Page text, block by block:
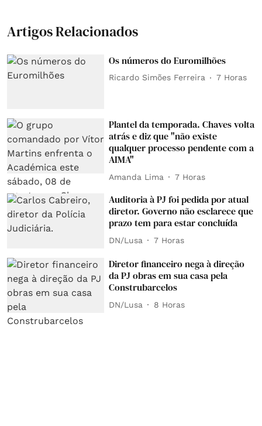
Artigos Relacionados
Os números do Euromilhões
Ricardo Simões Ferreira 7 Horas
Plantel da temporada. Chaves volta
atrás e diz que "não existe
qualquer processo pendente com a
AIMA"
Amanda Lima 7 Horas
Auditoria à PJ foi pedida por atual
diretor. Governo não esclarece que
prazo tem para estar concluída
DN/Lusa 7 Horas
Diretor financeiro nega à direção
da PJ obras em sua casa pela
Construbarcelos
DN/Lusa 8 Horas